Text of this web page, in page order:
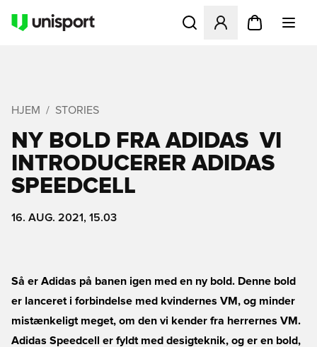
Åbner en Modal til at
HJEM STORIES
NY BOLD FRA ADIDAS  VI
INTRODUCERER ADIDAS
SPEEDCELL
16. AUG. 2021, 15.03
Så er Adidas på banen igen med en ny bold. Denne bold
er lanceret i forbindelse med kvindernes VM, og minder
mistænkeligt meget, om den vi kender fra herrernes VM.
Adidas Speedcell er fyldt med desigteknik, og er en bold,